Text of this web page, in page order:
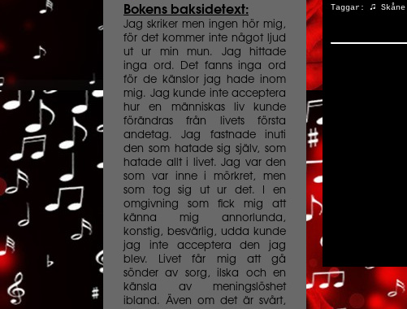
Taggar: ♫ Skåne
Bokens baksidetext:
Jag skriker men ingen hör mig,
för det kommer inte något ljud
ut ur min mun. Jag hittade
inga ord. Det fanns inga ord
för de känslor jag hade inom
mig. Jag kunde inte acceptera
hur en människas liv kunde
förändras från livets första
andetag. Jag fastnade inuti
den som hatade sig själv, som
hatade allt i livet. Jag var den
som var inne i mörkret, men
som tog sig ut ur det. I en
omgivning som fick mig att
känna mig annorlunda,
konstig, besvärlig, udda kunde
jag inte acceptera den jag
blev. Livet får mig att gå
sönder av sorg, ilska och en
känsla av meningslöshet
ibland. Även om det är svårt,